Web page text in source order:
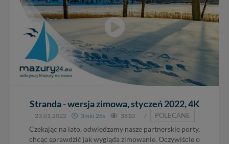
Stranda - wersja zimowa, styczeń 2022, 4K
23.01.2022 3min 26s 3810 /
POLECANE
Czekając na lato, odwiedzamy nasze partnerskie porty,
chcąc sprawdzić jak wygląda zimowanie. Oczywiście o